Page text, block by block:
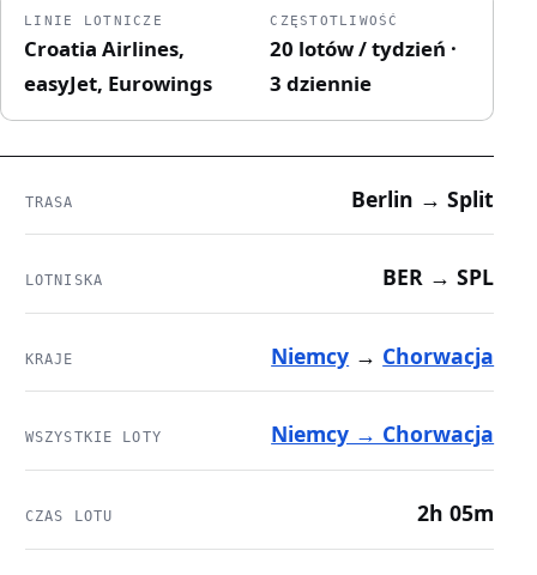
LINIE LOTNICZE
Croatia Airlines,
easyJet, Eurowings
CZĘSTOTLIWOŚĆ
20 lotów / tydzień ·
3 dziennie
TRASA Berlin → Split
LOTNISKA BER → SPL
KRAJE Niemcy → Chorwacja
WSZYSTKIE LOTY Niemcy → Chorwacja
CZAS LOTU 2h 05m